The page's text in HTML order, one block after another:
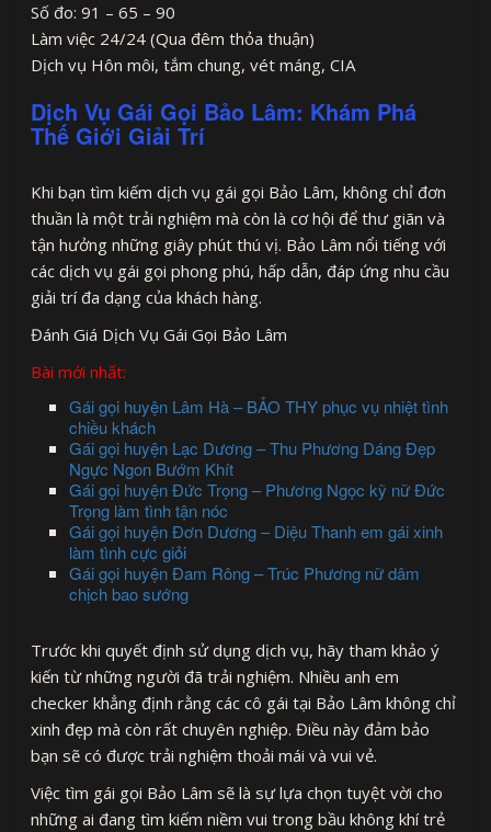
Số đo: 91 – 65 – 90
Làm việc 24/24 (Qua đêm thỏa thuận)
Dịch vụ Hôn môi, tắm chung, vét máng, CIA
Dịch Vụ Gái Gọi Bảo Lâm: Khám Phá
Thế Giới Giải Trí
Khi bạn tìm kiếm dịch vụ gái gọi Bảo Lâm, không chỉ đơn
thuần là một trải nghiệm mà còn là cơ hội để thư giãn và
tận hưởng những giây phút thú vị. Bảo Lâm nổi tiếng với
các dịch vụ gái gọi phong phú, hấp dẫn, đáp ứng nhu cầu
giải trí đa dạng của khách hàng.
Đánh Giá Dịch Vụ Gái Gọi Bảo Lâm
Bài mới nhất:
Gái gọi huyện Lâm Hà – BẢO THY phục vụ nhiệt tình
chiều khách
Gái gọi huyện Lạc Dương – Thu Phương Dáng Đẹp
Ngực Ngon Bướm Khít
Gái gọi huyện Đức Trọng – Phương Ngọc kỹ nữ Đức
Trọng làm tình tận nóc
Gái gọi huyện Đơn Dương – Diệu Thanh em gái xinh
làm tình cực giỏi
Gái gọi huyện Đam Rông – Trúc Phương nữ dâm
chịch bao sướng
Trước khi quyết định sử dụng dịch vụ, hãy tham khảo ý
kiến từ những người đã trải nghiệm. Nhiều anh em
checker khẳng định rằng các cô gái tại Bảo Lâm không chỉ
xinh đẹp mà còn rất chuyên nghiệp. Điều này đảm bảo
bạn sẽ có được trải nghiệm thoải mái và vui vẻ.
Việc tìm gái gọi Bảo Lâm sẽ là sự lựa chọn tuyệt vời cho
những ai đang tìm kiếm niềm vui trong bầu không khí trẻ